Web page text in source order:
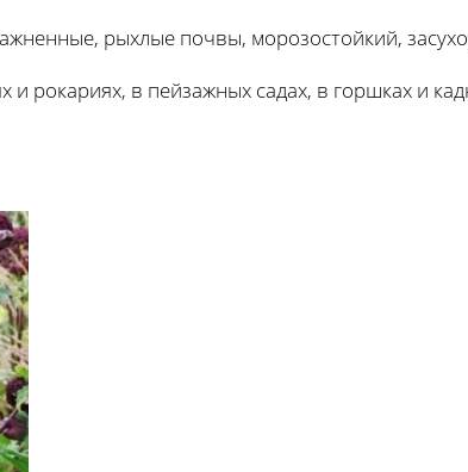
рыхлые почвы, морозостойкий,
рокариях, в пейзажных садах, в горшках и